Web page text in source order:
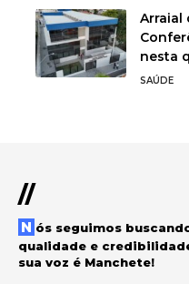
Arraial
nesta
SAÚDE
//
Nós seguimos buscando levar informação com
qualidade e
sua voz é Manchete!